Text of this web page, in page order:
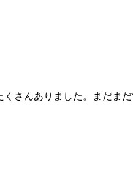
さんありました。まだま